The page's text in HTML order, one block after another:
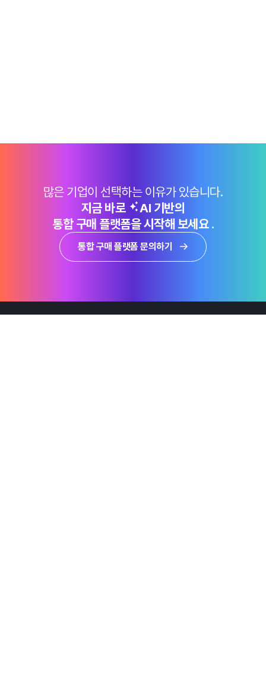
많은 기업이 선택하는 이유가 있습니다.
지금 바로
AI 기반의
통합 구매 플랫폼을 시작해 보세요 .
통합 구매 플랫폼 문의하기